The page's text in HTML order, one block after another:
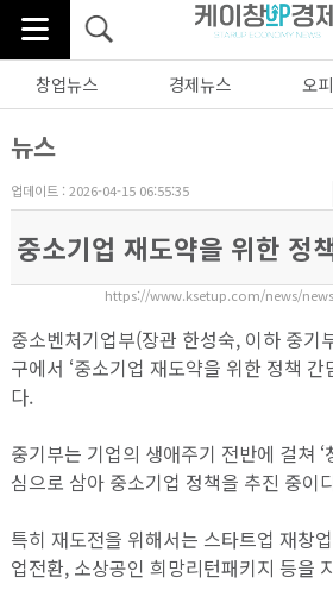
창업뉴스 경제뉴스 오
뉴스
업데이트 : 2026-04-15 06:55:35
중소기업 재도약을 위한 정
https://www.ksetup.com/news/
중소벤처기업부(장관 한성숙, 이하 중기
구에서 ‘중소기업 재도약을 위한 정책 간
다.
중기부는 기업의 생애주기 전반에 걸쳐
심으로 삼아 중소기업 정책을 추진 중이
특히 재도전을 위해서는 스타트업 재창
업전환, 소상공인 희망리턴패키지 등을